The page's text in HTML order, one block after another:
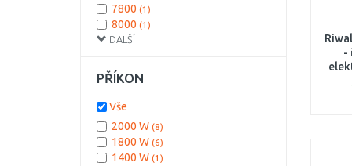
-
DALŠÍ
7800 (1)
8000 (1)
PŘÍKON
Vše
2000 W (8)
1800 W (6)
1400 W (1)